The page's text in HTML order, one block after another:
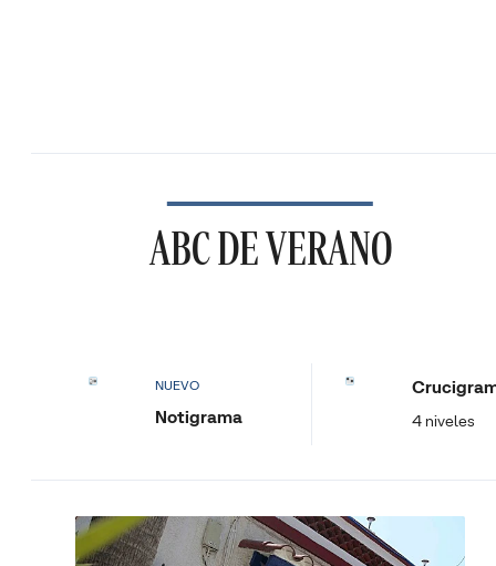
ABC DE VERANO
NUEVO
Notigrama 4 niveles